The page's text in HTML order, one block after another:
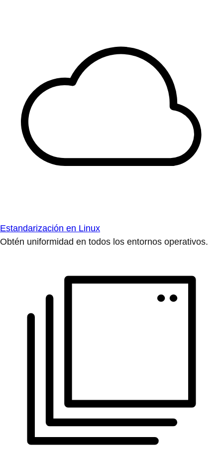
Estandarización en Linux
Obtén uniformidad en todos los entornos operativos.